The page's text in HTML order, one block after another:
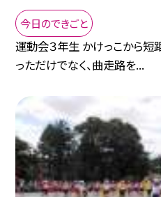
今日のできごと
運動会３年生 かけっこから短
っただけでなく、曲走路を...